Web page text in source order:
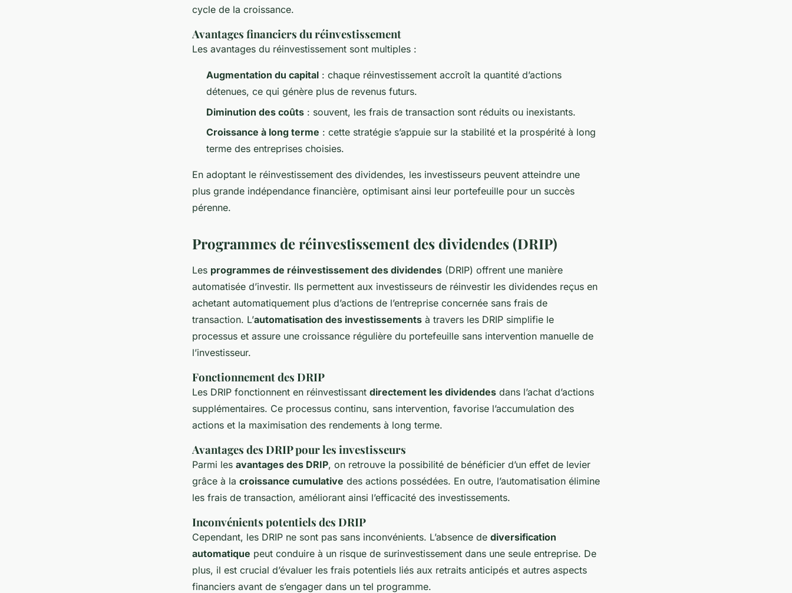
cycle de la croissance.
Avantages financiers du réinvestissement
Les avantages du réinvestissement sont multiples :
Augmentation du capital : chaque réinvestissement accroît la quantité d’actions
détenues, ce qui génère plus de revenus futurs.
Diminution des coûts : souvent, les frais de transaction sont réduits ou inexistants.
Croissance à long terme : cette stratégie s’appuie sur la stabilité et la prospérité à long
terme des entreprises choisies.
En adoptant le réinvestissement des dividendes, les investisseurs peuvent atteindre une
plus grande indépendance financière, optimisant ainsi leur portefeuille pour un succès
pérenne.
Programmes de réinvestissement des dividendes (DRIP)
Les programmes de réinvestissement des dividendes (DRIP) offrent une manière
automatisée d’investir. Ils permettent aux investisseurs de réinvestir les dividendes reçus en
achetant automatiquement plus d’actions de l’entreprise concernée sans frais de
transaction. L’automatisation des investissements à travers les DRIP simplifie le
processus et assure une croissance régulière du portefeuille sans intervention manuelle de
l’investisseur.
Fonctionnement des DRIP
Les DRIP fonctionnent en réinvestissant directement les dividendes dans l’achat d’actions
supplémentaires. Ce processus continu, sans intervention, favorise l’accumulation des
actions et la maximisation des rendements à long terme.
Avantages des DRIP pour les investisseurs
Parmi les avantages des DRIP, on retrouve la possibilité de bénéficier d’un effet de levier
grâce à la croissance cumulative des actions possédées. En outre, l’automatisation élimine
les frais de transaction, améliorant ainsi l’efficacité des investissements.
Inconvénients potentiels des DRIP
Cependant, les DRIP ne sont pas sans inconvénients. L’absence de diversification
automatique peut conduire à un risque de surinvestissement dans une seule entreprise. De
plus, il est crucial d’évaluer les frais potentiels liés aux retraits anticipés et autres aspects
financiers avant de s’engager dans un tel programme.